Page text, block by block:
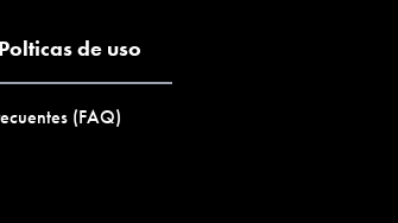
de uso
(FAQ)